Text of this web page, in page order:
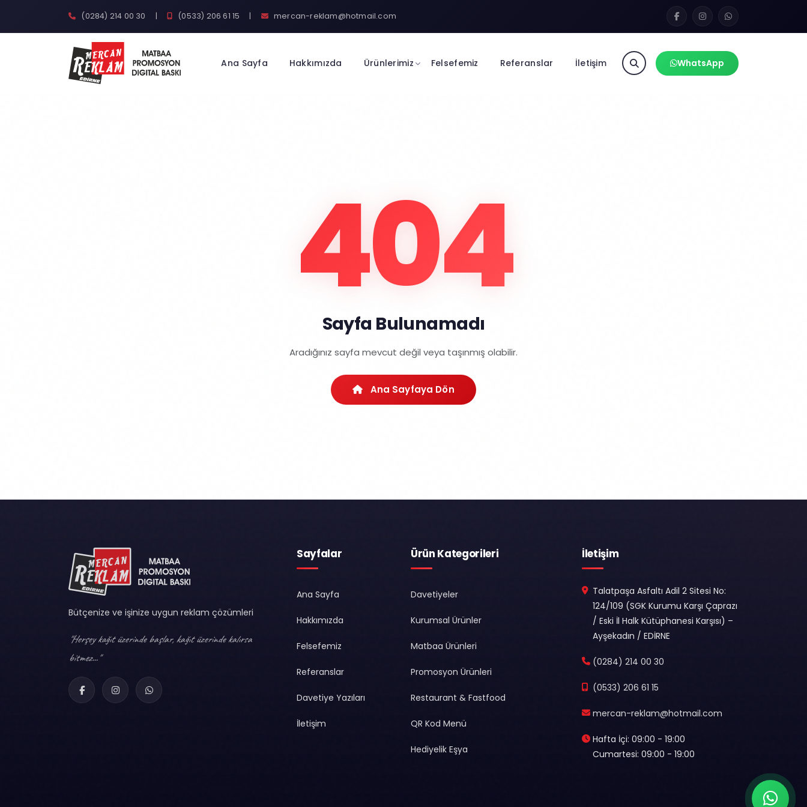
(0284) 214 00 30 | (0533) 206 61 15 | mercan-reklam@hotmail.com
Ana Sayfa Hakkımızda Ürünlerimiz Felsefemiz Referanslar İletişim WhatsApp
404
Sayfa Bulunamadı
Aradığınız sayfa mevcut değil veya taşınmış olabilir.
Ana Sayfaya Dön
Bütçenize ve işinize uygun reklam çözümleri
"Herşey kağıt üzerinde başlar, kağıt üzerinde kalırsa
bitmez..."
Sayfalar
Ana Sayfa
Hakkımızda
Felsefemiz
Referanslar
Davetiye Yazıları
İletişim
Ürün Kategorileri
Davetiyeler
Kurumsal Ürünler
Matbaa Ürünleri
Promosyon Ürünleri
Restaurant & Fastfood
QR Kod Menü
Hediyelik Eşya
İletişim
Talatpaşa Asfaltı Adil 2 Sitesi No:
124/109 (SGK Kurumu Karşı Çaprazı
/ Eski İl Halk Kütüphanesi Karşısı) –
Ayşekadın / EDİRNE
(0284) 214 00 30
(0533) 206 61 15
mercan-reklam@hotmail.com
Hafta İçi: 09:00 - 19:00
Cumartesi: 09:00 - 19:00